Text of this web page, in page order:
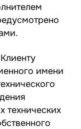
имени
технических